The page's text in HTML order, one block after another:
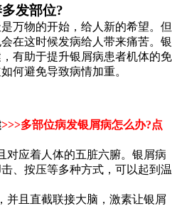
发部位?
万物的开始，给人新的希望。但
在这时候发病给人带来痛苦。银
有助于提升银屑病患者机体的免
何避免导致病情加重。
>>>多部位病发银屑病怎么办?点
对应着人体的五脏六腑。银屑病
、按压等多种方式，可以起到温
并且直截联接大脑，激素让银屑